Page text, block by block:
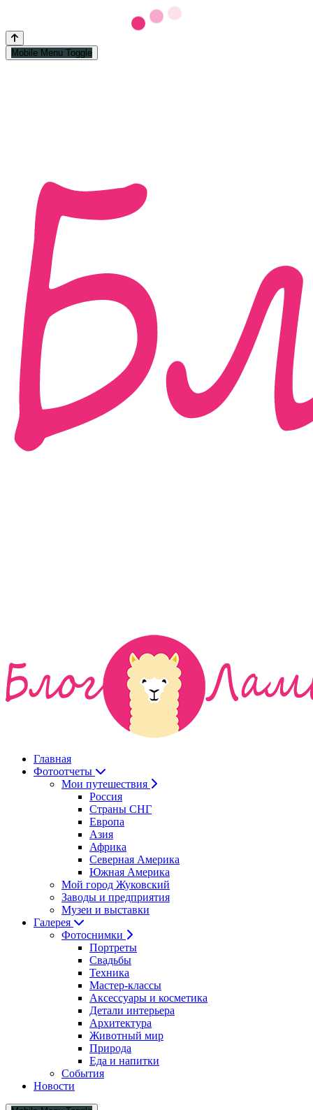
Mobile Menu Toggle
Главная
Фотоотчеты
Мои путешествия
Россия
Страны СНГ
Европа
Азия
Африка
Северная Америка
Южная Америка
Мой город Жуковский
Заводы и предприятия
Музеи и выставки
Галерея
Фотоснимки
Портреты
Свадьбы
Техника
Мастер-классы
Аксессуары и косметика
Детали интерьера
Архитектура
Животный мир
Природа
Еда и напитки
События
Новости